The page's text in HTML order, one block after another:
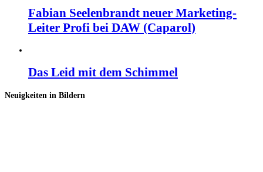
Fabian Seelenbrandt neuer Marketing-
Leiter Profi bei DAW (Caparol)
Das Leid mit dem Schimmel
Neuigkeiten in Bildern